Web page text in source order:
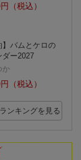
（税込）
】バムとケロの
ダー2027
か
（税込）
ンキングを見る